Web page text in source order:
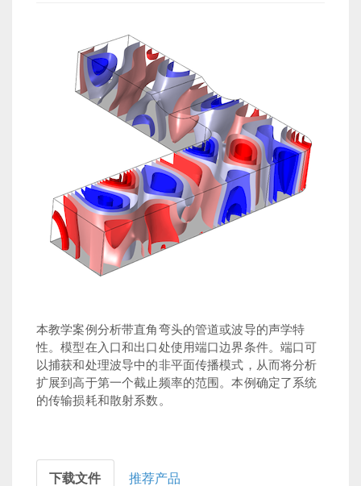
本教学案例分析带直角弯头的管道或波导的声学特
性。模型在入口和出口处使用端口边界条件。端口可
以捕获和处理波导中的非平面传播模式，从而将分析
扩展到高于第一个截止频率的范围。本例确定了系统
的传输损耗和散射系数。
下载文件 推荐产品